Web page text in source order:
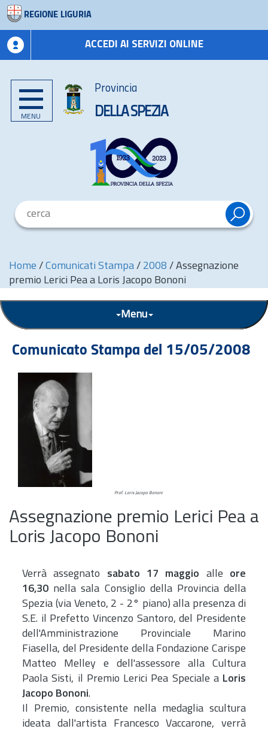
REGIONE LIGURIA
ACCEDI AI SERVIZI ONLINE
MENU
Provincia
DELLA SPEZIA
Home / Comunicati Stampa / 2008 / Assegnazione
premio Lerici Pea a Loris Jacopo Bononi
Menu
Comunicato Stampa del 15/05/2008
Prof. Loris Jacopo Bononi
Assegnazione premio Lerici Pea a
Loris Jacopo Bononi
Verrà assegnato sabato 17 maggio alle ore
16,30 nella sala Consiglio della Provincia della
Spezia (via Veneto, 2 - 2° piano) alla presenza di
S.E. il Prefetto Vincenzo Santoro, del Presidente
dell'Amministrazione Provinciale Marino
Fiasella, del Presidente della Fondazione Carispe
Matteo Melley e dell'assessore alla Cultura
Paola Sisti, il Premio Lerici Pea Speciale a Loris
Jacopo Bononi.
Il Premio, consistente nella medaglia scultura
ideata dall'artista Francesco Vaccarone, verrà